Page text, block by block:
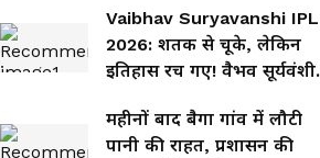
Vaibhav Suryavanshi IPL
2026: शतक से चूके, लेकिन
इतिहास रच गए! वैभव सूर्यवंशी
महीनों बाद बैगा गांव में लौटी
पानी की राहत, प्रशासन की